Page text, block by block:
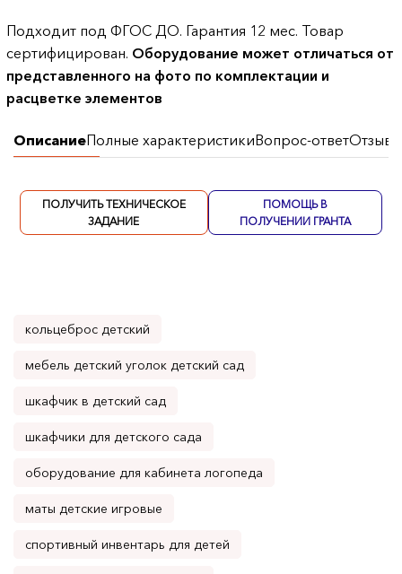
Подходит под ФГОС ДО. Гарантия 12 мес. Товар
сертифицирован. Оборудование может отличаться от
представленного на фото по комплектации и
расцветке элементов
ОписаниеПолные характеристикиВопрос-ответОтзывы
ПОЛУЧИТЬ ТЕХНИЧЕСКОЕ
ЗАДАНИЕ
ПОМОЩЬ В
ПОЛУЧЕНИИ ГРАНТА
кольцеброс детский
мебель детский уголок детский сад
шкафчик в детский сад
шкафчики для детского сада
оборудование для кабинета логопеда
маты детские игровые
спортивный инвентарь для детей